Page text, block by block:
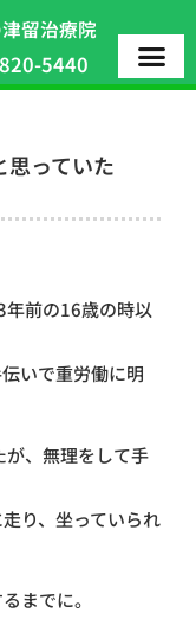
留治療院
5440
っていた
年前の16歳の時以
いで重労働に明
、無理をして手
り、坐っていられ
までに。